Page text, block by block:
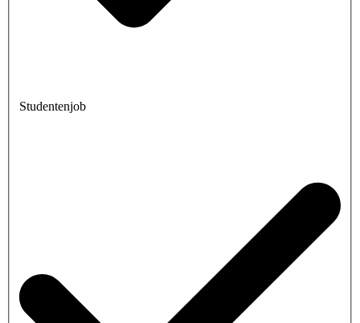
Studentenjob